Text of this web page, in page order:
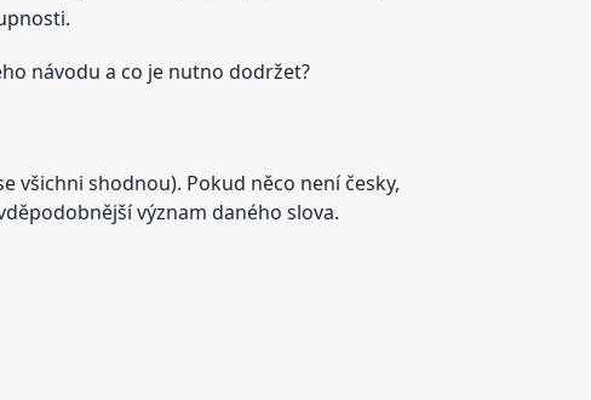
návodu a co je nutno dodržet?
všichni shodnou). Pokud něco není česky,
význam daného slova.